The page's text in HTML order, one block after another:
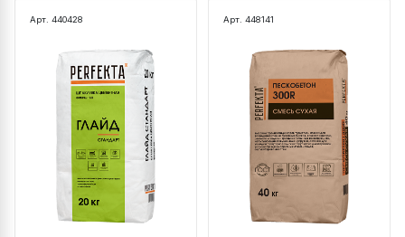
Арт. 440428 Арт. 448141